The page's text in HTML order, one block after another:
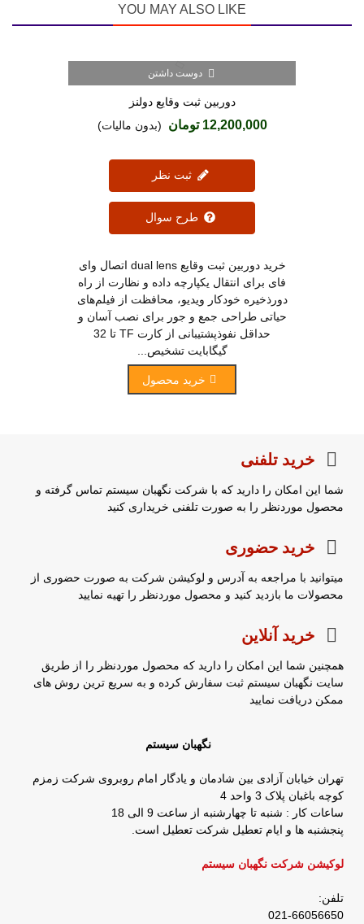
YOU MAY ALSO LIKE
دوست داشتن
دوربین ثبت وقایع دولنز
12,200,000 تومان (بدون مالیات)
ثبت نظر
طرح سوال
خرید دوربین ثبت وقایع dual lens اتصال وای
فای برای انتقال یکپارچه داده و نظارت از راه
دورذخیره خودکار ویدیو، محافظت از فیلم‌های
حیاتی طراحی جمع و جور برای نصب آسان و
حداقل نفوذپشتیبانی از کارت TF تا 32
گیگابایت تشخیص...
خرید محصول
خرید تلفنی
شما این امکان را دارید که با شرکت نگهبان سیستم تماس گرفته و
محصول موردنظر را به صورت تلفنی خریداری کنید
خرید حضوری
میتوانید با مراجعه به آدرس و لوکیشن شرکت به صورت حضوری از
محصولات ما بازدید کنید و محصول موردنظر را تهیه نمایید
خرید آنلاین
همچنین شما این امکان را دارید که محصول موردنظر را از طریق
سایت نگهبان سیستم ثبت سفارش کرده و به سریع ترین روش های
ممکن دریافت نمایید
نگهبان سیستم
تهران خیابان آزادی بین شادمان و یادگار امام روبروی شرکت زمزم
کوچه باغبان پلاک 3 واحد 4
ساعات کار : شنبه تا چهارشنبه از ساعت 9 الی 18
پنجشنبه ها و ایام تعطیل شرکت تعطیل است.
لوکیشن شرکت نگهبان سیستم
تلفن:
021-66056650